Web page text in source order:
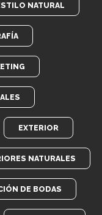
NATURAL
EXTERIOR
NATURALES
DE BODAS